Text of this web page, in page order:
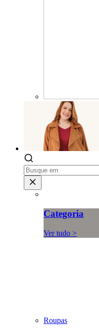
Categoria
Ver tudo >
Roupas